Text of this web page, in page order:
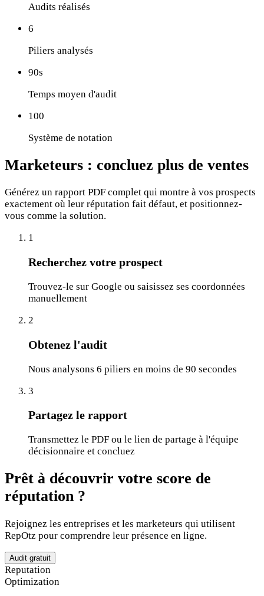
Audits réalisés
6
Piliers analysés
90s
Temps moyen d'audit
100
Système de notation
Marketeurs : concluez plus de ventes
Générez un rapport PDF complet qui montre à vos prospects
exactement où leur réputation fait défaut, et positionnez-
vous comme la solution.
1
Recherchez votre prospect
Trouvez-le sur Google ou saisissez ses coordonnées
manuellement
2
Obtenez l'audit
Nous analysons 6 piliers en moins de 90 secondes
3
Partagez le rapport
Transmettez le PDF ou le lien de partage à l'équipe
décisionnaire et concluez
Prêt à découvrir votre score de
réputation ?
Rejoignez les entreprises et les marketeurs qui utilisent
RepOtz pour comprendre leur présence en ligne.
Audit gratuit
Reputation
Optimization